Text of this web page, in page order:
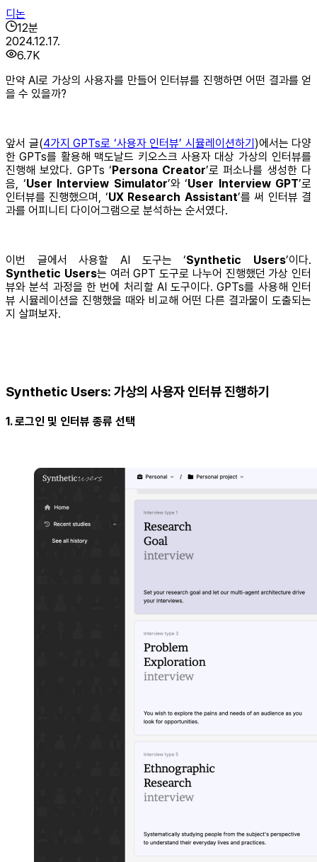
디논
12분
2024.12.17.
6.7K
만약 AI로 가상의 사용자를 만들어 인터뷰를 진행하면 어떤 결과를 얻
을 수 있을까?
앞서 글(4가지 GPTs로 ‘사용자 인터뷰’ 시뮬레이션하기)에서는 다양
한 GPTs를 활용해 맥도날드 키오스크 사용자 대상 가상의 인터뷰를
진행해 보았다. GPTs ‘Persona Creator’로 퍼소나를 생성한 다
음, ‘User Interview Simulator’와 ‘User Interview GPT’로
인터뷰를 진행했으며, ‘UX Research Assistant’를 써 인터뷰 결
과를 어피니티 다이어그램으로 분석하는 순서였다.
이번 글에서 사용할 AI 도구는 ‘Synthetic Users’이다.
Synthetic Users는 여러 GPT 도구로 나누어 진행했던 가상 인터
뷰와 분석 과정을 한 번에 처리할 AI 도구이다. GPTs를 사용해 인터
뷰 시뮬레이션을 진행했을 때와 비교해 어떤 다른 결과물이 도출되는
지 살펴보자.
Synthetic Users: 가상의 사용자 인터뷰 진행하기
1. 로그인 및 인터뷰 종류 선택